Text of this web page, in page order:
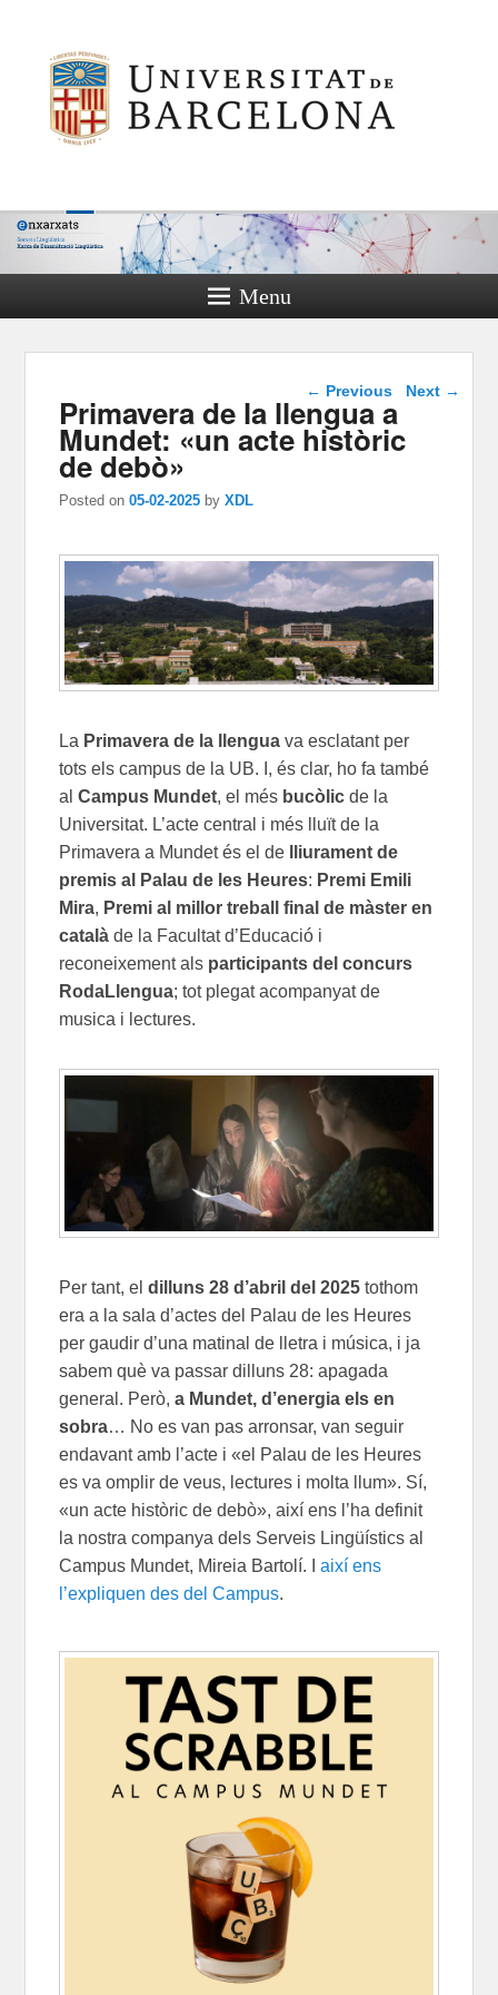
Menu
Post navigation
← Previous Next →
Primavera de la llengua a
Mundet: «un acte històric
de debò»
Posted on05-02-2025 byXDL
La Primavera de la llengua va esclatant per
tots els campus de la UB. I, és clar, ho fa també
alCampus Mundet, el més bucòlic de la
Universitat. L’acte central i més lluït de la
Primavera a Mundet és el de
lliurament de
premis al Palau de les Heures: Premi Emili
Mira, Premi al millor treball final de màster en
català de la Facultat d’Educació i
reconeixement als participants del concurs
RodaLlengua; tot plegat acompanyat de
musica i lectures.
Per tant, eldilluns 28 d’abril del 2025 tothom
era a la sala d’actes del Palau de les Heures
per gaudir d’una matinal de lletra i música, i ja
sabem què va passar dilluns 28: apagada
general. Però,a Mundet, d’energia els en
sobra… No es van pas arronsar, van seguir
endavant amb l’acte i «el Palau de les Heures
es va omplir de veus, lectures i molta llum». Sí,
«un acte històric de debò», així ens l’ha definit
la nostra companya dels Serveis Lingüístics al
Campus Mundet, Mireia Bartolí. Iaixí ens
l’expliquen des del Campus.